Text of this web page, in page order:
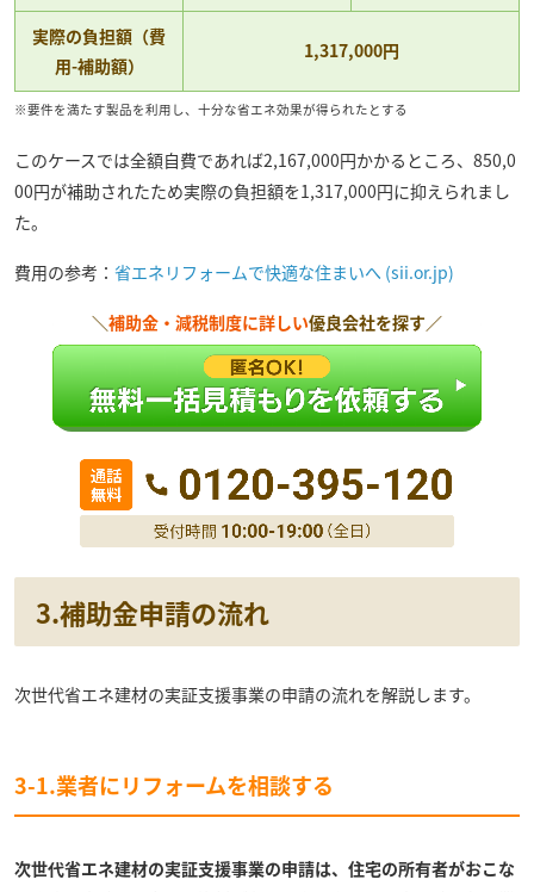
実際の負担額（費
用-補助額）
1,317,000円
※要件を満たす製品を利用し、十分な省エネ効果が得られたとする
このケースでは全額自費であれば2,167,000円かかるところ、850,0
00円が補助されたため実際の負担額を1,317,000円に抑えられまし
た。
費用の参考： 省エネリフォームで快適な住まいへ (sii.or.jp)
＼補助金・減税制度に詳しい優良会社を探す／
3.補助金申請の流れ
次世代省エネ建材の実証支援事業の申請の流れを解説します。
3-1.業者にリフォームを相談する
次世代省エネ建材の実証支援事業の申請は、住宅の所有者がおこな